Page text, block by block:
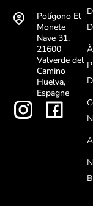
Polígono El
Monete
Nave 31,
21600
Valverde del
Camino
Huelva,
Espagne
À